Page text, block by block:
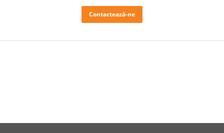
Contactează-ne